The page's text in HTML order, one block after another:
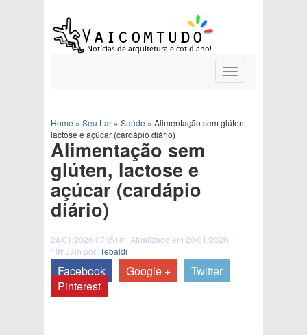
Toggle
navigation
Home » Seu Lar » Saúde » Alimentação sem glúten,
lactose e açúcar (cardápio diário)
Alimentação sem
glúten, lactose e
açúcar (cardápio
diário)
24/01/2026 07h51m. Atualizado em 20/01/2026
19h57m por: Tebaldi
Facebook Google +
Twitter
Pinterest